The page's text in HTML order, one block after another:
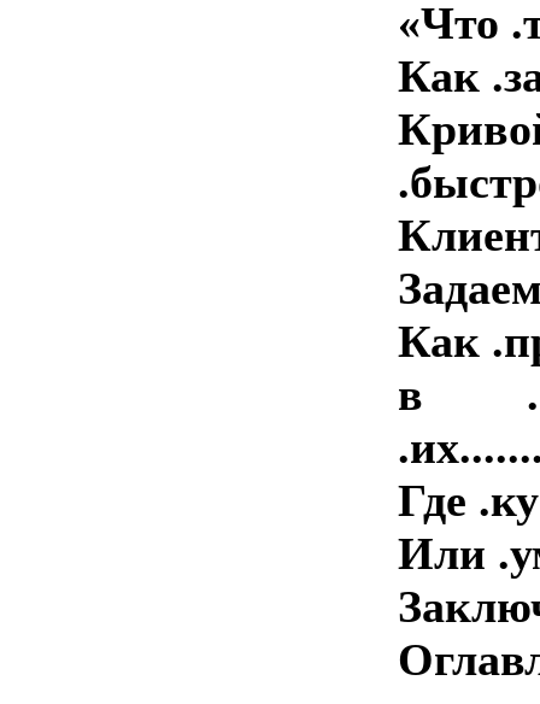
«Что
Как
Как
в
Где
Или